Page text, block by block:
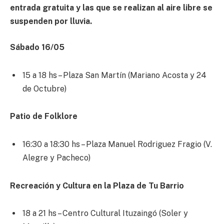
entrada gratuita y las que se realizan al aire libre se
suspenden por lluvia.
Sábado 16/05
15 a 18 hs – Plaza San Martín (Mariano Acosta y 24
de Octubre)
Patio de Folklore
16:30 a 18:30 hs – Plaza Manuel Rodriguez Fragio (V.
Alegre y Pacheco)
Recreación y Cultura en la Plaza de Tu Barrio
18 a 21 hs – Centro Cultural Ituzaingó (Soler y